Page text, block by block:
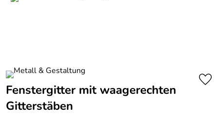
Fenstergitter mit waagerechten
Gitterstäben